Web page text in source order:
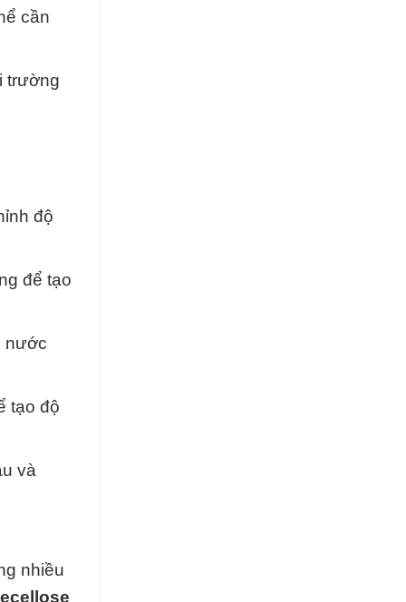
cần
trường
độ
để tạo
nước
tạo độ
và
nhiều